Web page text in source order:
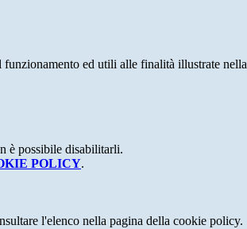
ed utili alle finalità illustrate nella
è possibile disabilitarli.
POLICY.
l'elenco nella pagina della cookie policy.